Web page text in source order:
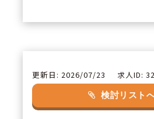
POINT 2
【生活を変えずに働
更新日: 2026/07/23 求人ID:
検討リスト